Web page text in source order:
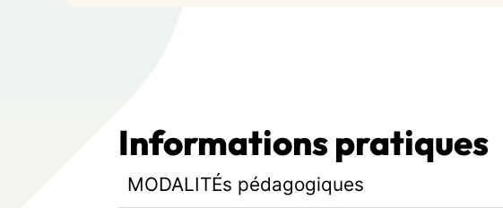
Informations pratiques
MODALITÉs pédagogiques